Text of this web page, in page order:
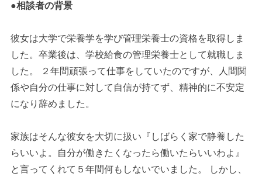
●相談者の背景
彼女は大学で栄養学を学び管理栄養士の資格を取得しま
した。卒業後は、学校給食の管理栄養士として就職しま
した。 ２年間頑張って仕事をしていたのですが、人間関
係や自分の仕事に対して自信が持てず、精神的に不安定
になり辞めました。
家族はそんな彼女を大切に扱い『しばらく家で静養した
らいいよ。自分が働きたくなったら働いたらいいわよ』
と言ってくれて５年間何もしないでいました。 しかし、